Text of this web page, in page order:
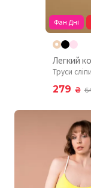
Фан Дні
Легкий
Труси
279 ₴